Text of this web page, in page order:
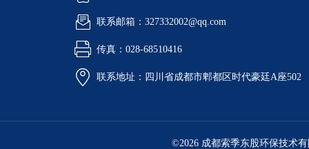
联系邮箱：327332002@qq.com
传真：028-68510416
联系地址：四川省成都市郫都区时代豪廷A座502
©2026 成都索季东股环保技术